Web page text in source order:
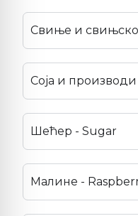
Свиње и свињско
Соја и
Шећер - Sugar
Малине -